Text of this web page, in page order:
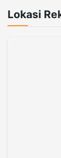
Lokasi